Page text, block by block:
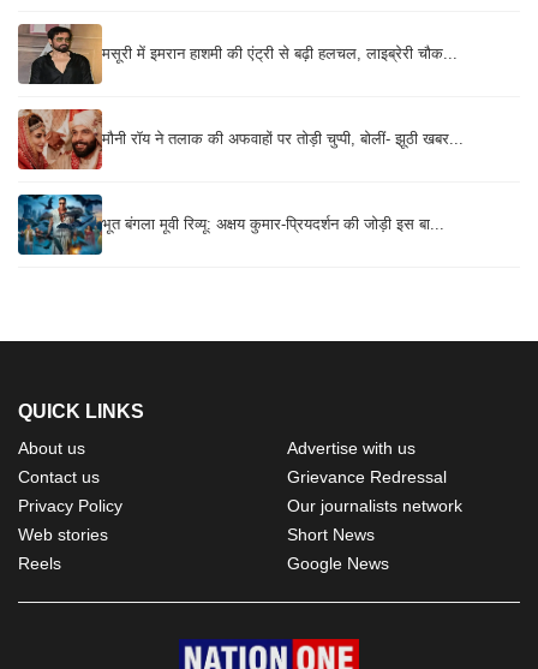
मसूरी में इमरान हाशमी की एंट्री से बढ़ी हलचल, लाइब्रेरी चौक...
मौनी रॉय ने तलाक की अफवाहों पर तोड़ी चुप्पी, बोलीं- झूठी खबर...
भूत बंगला मूवी रिव्यू: अक्षय कुमार-प्रियदर्शन की जोड़ी इस बा...
QUICK LINKS
About us
Contact us
Privacy Policy
Advertise with us
Grievance Redressal
Our journalists network
Web stories
Reels
Short News
Google News